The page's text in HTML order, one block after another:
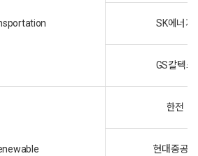
SK에너지
GS칼텍스
한전
현대중공업